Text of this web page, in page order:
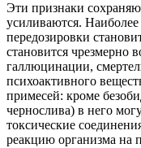
Эти признаки
усиливаются.
передозировки
становится чрезмерно
галлюцинации,
психоактивного
примесей: кроме
чернослива) в него
токсические
реакцию организма на